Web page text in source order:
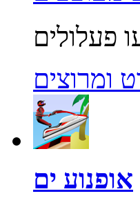
ומרוצים
אופנוע ים